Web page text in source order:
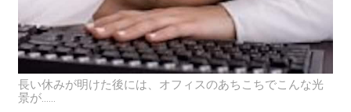
長い休みが明けた後には、オフィスのあちこちでこんな光
景が……